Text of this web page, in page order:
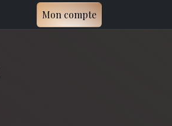
Mon compte